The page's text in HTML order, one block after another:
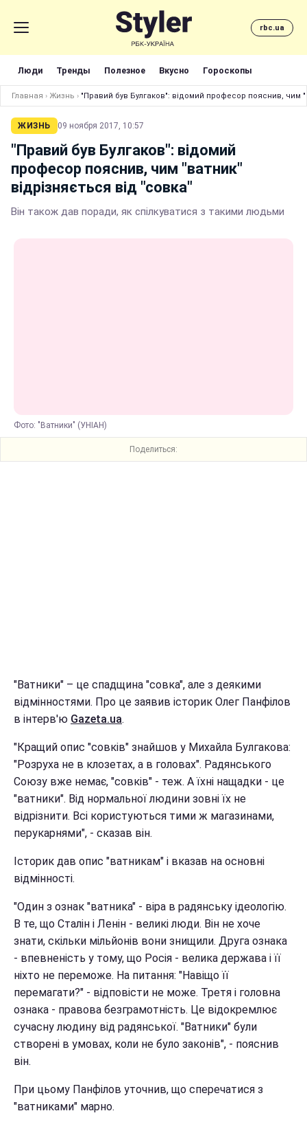
rbc.ua
Люди Тренды Полезное Вкусно Гороскопы
Главная › Жизнь › "Правий був Булгаков": відомий професор пояснив, чим
ЖИЗНЬ 09 ноября 2017, 10:57
"Правий був Булгаков": відомий
професор пояснив, чим "ватник"
відрізняється від "совка"
Він також дав поради, як спілкуватися з такими людьми
Фото: "Ватники" (УНІАН)
Поделиться:
"Ватники" – це спадщина "совка", але з деякими
відмінностями. Про це заявив історик Олег Панфілов
в інтерв'ю Gazeta.ua.
"Кращий опис "совків" знайшов у Михайла Булгакова:
"Розруха не в клозетах, а в головах". Радянського
Союзу вже немає, "совків" - теж. А їхні нащадки - це
"ватники". Від нормальної людини зовні їх не
відрізнити. Всі користуються тими ж магазинами,
перукарнями", - сказав він.
Історик дав опис "ватникам" і вказав на основні
відмінності.
"Один з ознак "ватника" - віра в радянську ідеологію.
В те, що Сталін і Ленін - великі люди. Він не хоче
знати, скільки мільйонів вони знищили. Друга ознака
- впевненість у тому, що Росія - велика держава і її
ніхто не переможе. На питання: "Навіщо її
перемагати?" - відповісти не може. Третя і головна
ознака - правова безграмотність. Це відокремлює
сучасну людину від радянської. "Ватники" були
створені в умовах, коли не було законів", - пояснив
він.
При цьому Панфілов уточнив, що сперечатися з
"ватниками" марно.